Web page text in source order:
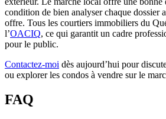
condition de bien analyser chaque dossier
offre. Tous les courtiers immobiliers du
l’OACIQ, ce qui garantit un cadre
pour le public.
Contactez-moi dès aujourd’hui pour
ou explorer les condos à vendre sur le
FAQ